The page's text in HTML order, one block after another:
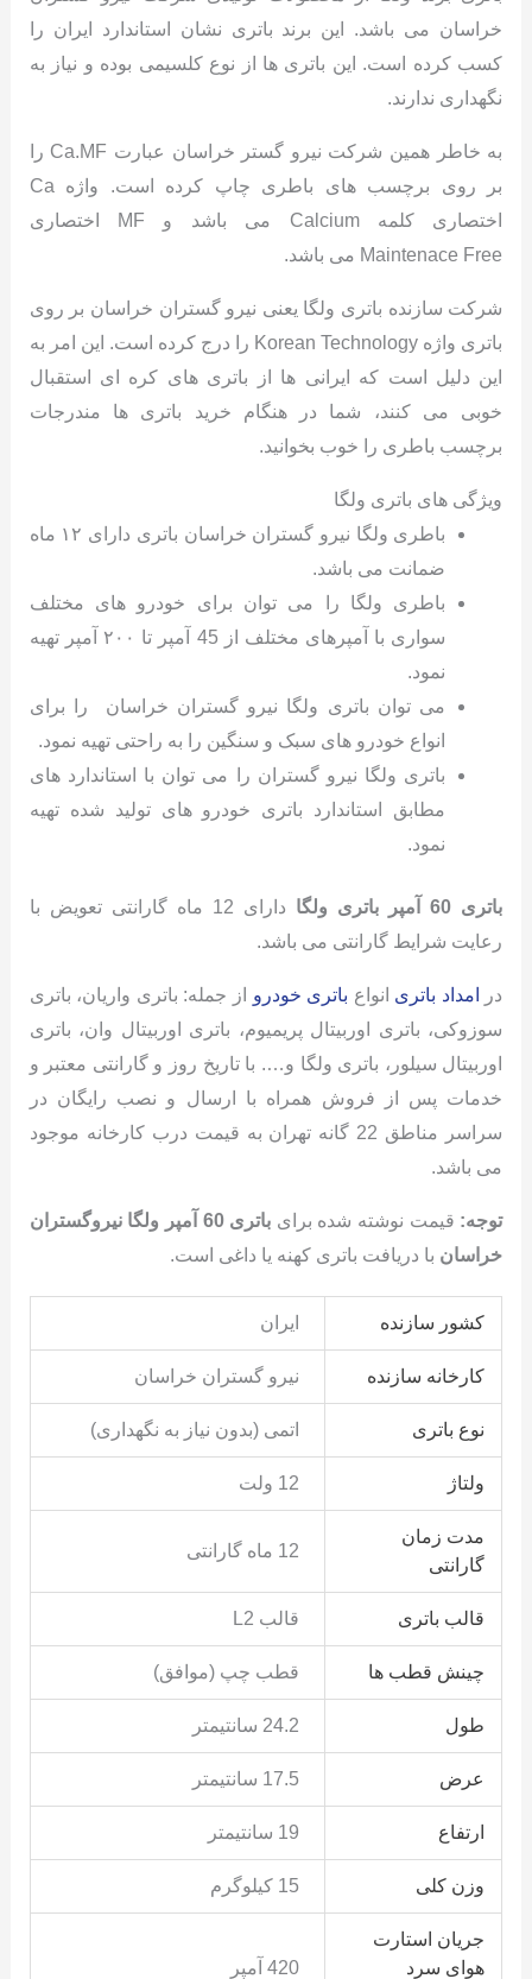
خراسان می باشد. این برند باتری نشان استاندارد ایران را
کسب کرده است. این باتری ها از نوع کلسیمی بوده و نیاز به
نگهداری ندارند.
به خاطر همین شرکت نیرو گستر خراسان عبارت Ca.MF را
بر روی برچسب های باطری چاپ کرده است. واژه Ca
اختصاری کلمه Calcium می باشد و MF اختصاری
Maintenace Free می باشد.
شرکت سازنده باتری ولگا یعنی نیرو گستران خراسان بر روی
باتری واژه Korean Technology را درج کرده است. این امر به
این دلیل است که ایرانی ها از باتری های کره ای استقبال
خوبی می کنند، شما در هنگام خرید باتری ها مندرجات
برچسب باطری را خوب بخوانید.
ویژگی های باتری ولگا
باطری ولگا نیرو گستران خراسان باتری دارای ۱۲ ماه
ضمانت می باشد.
باطری ولگا را می توان برای خودرو های مختلف
سواری با آمپرهای مختلف از 45 آمپر تا ۲۰۰ آمپر تهیه
نمود.
می توان باتری ولگا نیرو گستران خراسان را برای
انواع خودرو های سبک و سنگین را به راحتی تهیه نمود.
باتری ولگا نیرو گستران را می توان با استاندارد های
مطابق استاندارد باتری خودرو های تولید شده تهیه
نمود.
باتری 60 آمپر باتری ولگا
دارای 12 ماه گارانتی تعویض با
رعایت شرایط گارانتی می باشد.
در امداد باتری انواع باتری خودرو از جمله: باتری واریان، باتری
سوزوکی، باتری اوربیتال پریمیوم، باتری اوربیتال وان، باتری
اوربیتال سیلور، باتری ولگا و…. با تاریخ روز و گارانتی معتبر و
خدمات پس از فروش همراه با ارسال و نصب رایگان در
سراسر مناطق 22 گانه تهران به قیمت درب کارخانه موجود
می باشد.
توجه: قیمت نوشته شده برای
باتری 60 آمپر ولگا نیروگستران
خراسان با دریافت باتری کهنه یا داغی است.
کشور سازنده ایران
کارخانه سازنده نیرو گستران خراسان
نوع باتری اتمی (بدون نیاز به نگهداری)
ولتاژ 12 ولت
مدت زمان
گارانتی
12 ماه گارانتی
قالب باتری قالب L2
چینش قطب ها قطب چپ (موافق)
طول 24.2 سانتیمتر
عرض 17.5 سانتیمتر
ارتفاع 19 سانتیمتر
وزن کلی 15 کیلوگرم
جریان استارت
هوای سرد
420 آمپر